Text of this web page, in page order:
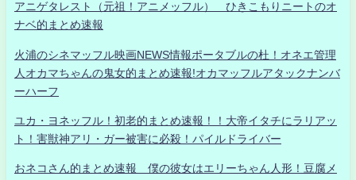
アニゲタレスト（元祖！アニメッフル） ひきこもりニートのオ
ナベ的まとめ速報
火浦のシネマッフル映画NEWS情報ポータブルの杜！オネエ管理
人オカマちゃんの鬼女的まとめ速報!オカマッフルアタックナンバ
ーハーフ
ユカ・ヨネッフル！初老的まとめ速報！！大帝イタチにラリアッ
ト！害獣神アリ・ガー被害に必殺！パイルドライバー
おネコさん的まとめ速報 僕の彼女はエリーちゃん人形！豆腐メ